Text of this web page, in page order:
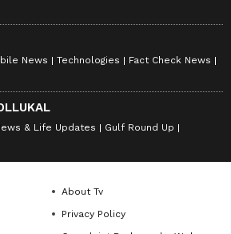
News Technologies
Fact Check News
& Life Updates
Gulf Round Up
About Tv
Privacy Policy